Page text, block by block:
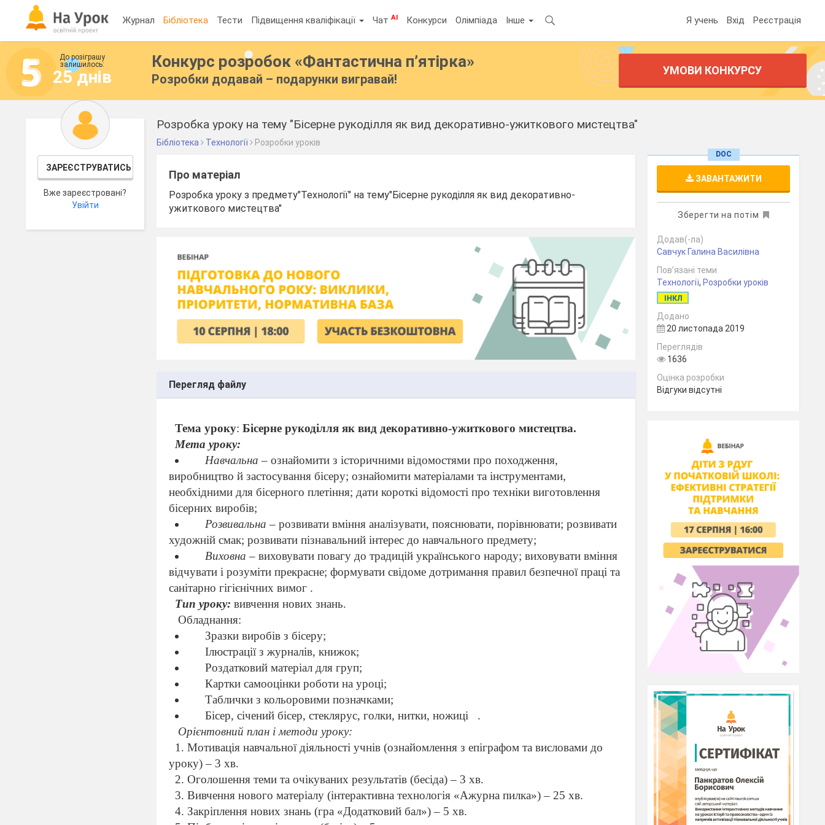
Журнал Бібліотека Тести Підвищення кваліфікації ЧатAI Конкурси Олімпіада Інше Я учень Вхід Реєстрація
До розіграшу
залишилось:
25 днів
Конкурс розробок «Фантастична п’ятірка»
Розробки додавай – подарунки вигравай!
УМОВИ КОНКУРСУ
ЗАРЕЄСТРУВАТИСЬ
Вже зареєстровані?
Увійти
Розробка уроку на тему "Бісерне рукоділля як вид декоративно-ужиткового мистецтва"
Бібліотека Технології Розробки уроків
Про матеріал
Розробка уроку з предмету"Технології" на тему"Бісерне рукоділля як вид декоративно-
ужиткового мистецтва"
Перегляд файлу
Тема уроку: Бісерне рукоділля як вид декоративно-ужиткового мистецтва.
Мета уроку:
Навчальна– ознайомити з історичними відомостями про походження,
виробництво й застосування бісеру; ознайомити матеріалами та інструментами,
необхідними для бісерного плетіння; дати короткі відомості про техніки виготовлення
бісерних виробів;
Розвивальна – розвивати вміння аналізувати, пояснювати, порівнювати; розвивати
художній смак; розвивати пізнавальний інтерес до навчального предмету;
Виховна – виховувати повагу до традицій українського народу; виховувати вміння
відчувати і розуміти прекрасне; формувати свідоме дотримання правил безпечної праці та
санітарно гігієнічних вимог .
Тип уроку: вивчення нових знань.
Обладнання:
Зразки виробів з бісеру;
Ілюстрації з журналів, книжок;
Роздатковий матеріал для груп;
Картки самооцінки роботи на уроці;
Таблички з кольоровими позначками;
Бісер, січений бісер, стеклярус, голки, нитки, ножиці
.
Орієнтовний план і методи уроку:
1. Мотивація навчальної діяльності учнів (ознайомлення з епіграфом та висловами до
уроку) – 3 хв.
2. Оголошення теми та очікуваних результатів (бесіда) – 3 хв.
3. Вивчення нового матеріалу (інтерактивна технологія «Ажурна пилка») – 25 хв.
4. Закріплення нових знань (гра «Додатковий бал») – 5 хв.
DOC
ЗАВАНТАЖИТИ
Зберегти на потім
Додав(-ла)
Савчук Галина Василівна
Пов’язані теми
Технології, Розробки уроків
ІНКЛ
Додано
20 листопада 2019
Переглядів
1636
Оцінка розробки
Відгуки відсутні